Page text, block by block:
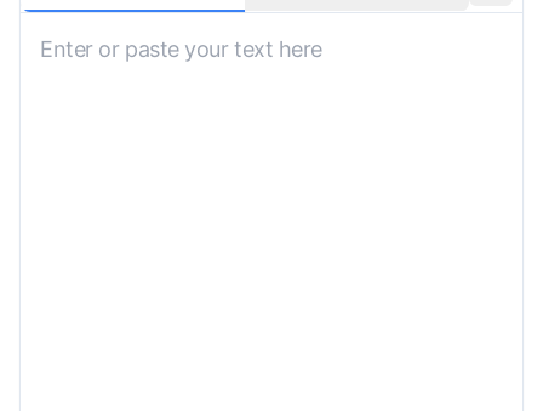
Not Specified
発音ガイドを含める